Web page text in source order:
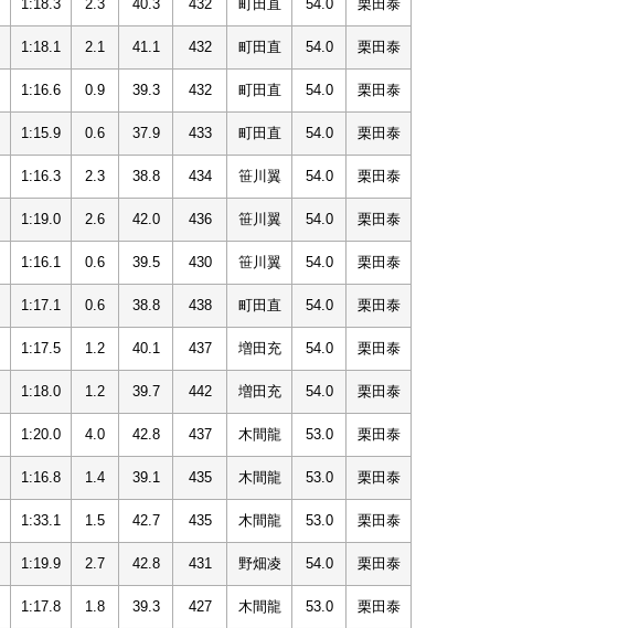
1:18.3 2.3 40.3 432 町田直 54.0 栗田泰
1:18.1 2.1 41.1 432 町田直 54.0 栗田泰
1:16.6 0.9 39.3 432 町田直 54.0 栗田泰
1:15.9 0.6 37.9 433 町田直 54.0 栗田泰
1:16.3 2.3 38.8 434 笹川翼 54.0 栗田泰
1:19.0 2.6 42.0 436 笹川翼 54.0 栗田泰
1:16.1 0.6 39.5 430 笹川翼 54.0 栗田泰
1:17.1 0.6 38.8 438 町田直 54.0 栗田泰
1:17.5 1.2 40.1 437 増田充 54.0 栗田泰
1:18.0 1.2 39.7 442 増田充 54.0 栗田泰
1:20.0 4.0 42.8 437 木間龍 53.0 栗田泰
1:16.8 1.4 39.1 435 木間龍 53.0 栗田泰
1:33.1 1.5 42.7 435 木間龍 53.0 栗田泰
1:19.9 2.7 42.8 431 野畑凌 54.0 栗田泰
1:17.8 1.8 39.3 427 木間龍 53.0 栗田泰